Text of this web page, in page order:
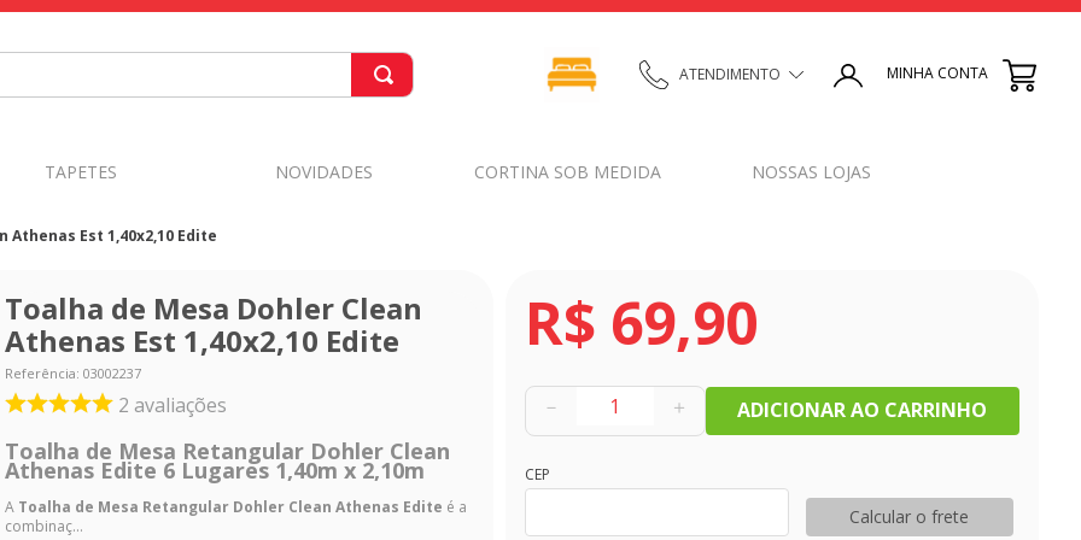
ATENDIMENTO MINHA CONTA
TAPETES NOVIDADES CORTINA SOB MEDIDA NOSSAS LOJAS
Athenas Est 1,40x2,10 Edite
Toalha de Mesa Dohler Clean
Athenas Est 1,40x2,10 Edite
Referência: 03002237
2 avaliações
Toalha de Mesa Retangular Dohler Clean
Athenas Edite 6 Lugares 1,40m x 2,10m
A Toalha de Mesa Retangular Dohler Clean Athenas Edite é a
combinaç...
R$ 69,90
＋
－ ADICIONAR AO CARRINHO
CEP
Calcular o frete